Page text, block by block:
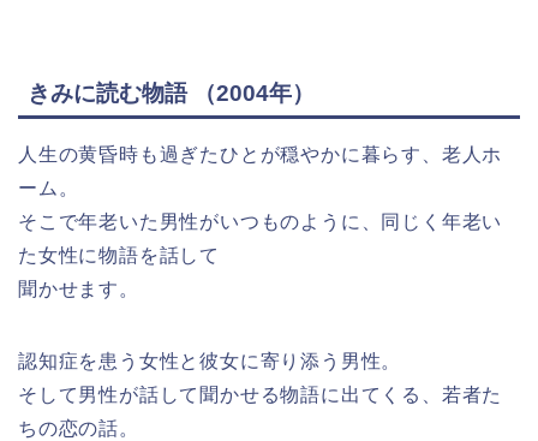
きみに読む物語 （2004年）
人生の黄昏時も過ぎたひとが穏やかに暮らす、老人ホ
ーム。
そこで年老いた男性がいつものように、同じく年老い
た女性に物語を話して
聞かせます。
認知症を患う女性と彼女に寄り添う男性。
そして男性が話して聞かせる物語に出てくる、若者た
ちの恋の話。